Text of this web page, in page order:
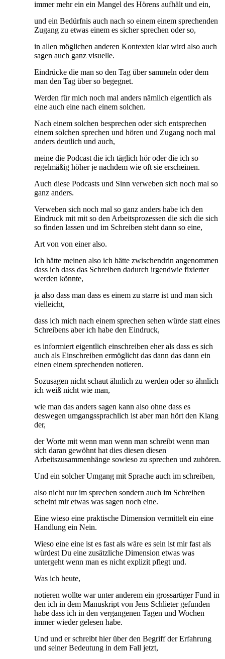
immer mehr ein ein Mangel des Hörens aufhält und ein,
und ein Bedürfnis auch nach so einem einem sprechenden
Zugang zu etwas einem es sicher sprechen oder so,
in allen möglichen anderen Kontexten klar wird also auch
sagen auch ganz visuelle.
Eindrücke die man so den Tag über sammeln oder dem
man den Tag über so begegnet.
Werden für mich noch mal anders nämlich eigentlich als
eine auch eine nach einem solchen.
Nach einem solchen besprechen oder sich entsprechen
einem solchen sprechen und hören und Zugang noch mal
anders deutlich und auch,
meine die Podcast die ich täglich hör oder die ich so
regelmäßig höher je nachdem wie oft sie erscheinen.
Auch diese Podcasts und Sinn verweben sich noch mal so
ganz anders.
Verweben sich noch mal so ganz anders habe ich den
Eindruck mit mit so den Arbeitsprozessen die sich die sich
so finden lassen und im Schreiben steht dann so eine,
Art von von einer also.
Ich hätte meinen also ich hätte zwischendrin angenommen
dass ich dass das Schreiben dadurch irgendwie fixierter
werden könnte,
ja also dass man dass es einem zu starre ist und man sich
vielleicht,
dass ich mich nach einem sprechen sehen würde statt eines
Schreibens aber ich habe den Eindruck,
es informiert eigentlich einschreiben eher als dass es sich
auch als Einschreiben ermöglicht das dann das dann ein
einen einem sprechenden notieren.
Sozusagen nicht schaut ähnlich zu werden oder so ähnlich
ich weiß nicht wie man,
wie man das anders sagen kann also ohne dass es
deswegen umgangssprachlich ist aber man hört den Klang
der,
der Worte mit wenn man wenn man schreibt wenn man
sich daran gewöhnt hat dies diesen diesen
Arbeitszusammenhänge sowieso zu sprechen und zuhören.
Und ein solcher Umgang mit Sprache auch im schreiben,
also nicht nur im sprechen sondern auch im Schreiben
scheint mir etwas was sagen noch eine.
Eine wieso eine praktische Dimension vermittelt ein eine
Handlung ein Nein.
Wieso eine eine ist es fast als wäre es sein ist mir fast als
würdest Du eine zusätzliche Dimension etwas was
untergeht wenn man es nicht explizit pflegt und.
Was ich heute,
notieren wollte war unter anderem ein grossartiger Fund in
den ich in dem Manuskript von Jens Schlieter gefunden
habe dass ich in den vergangenen Tagen und Wochen
immer wieder gelesen habe.
Und und er schreibt hier über den Begriff der Erfahrung
und seiner Bedeutung in dem Fall jetzt,